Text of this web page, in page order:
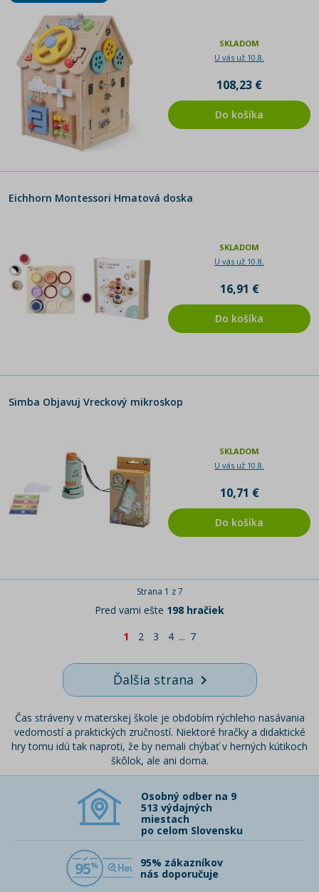
SKLADOM
U vás už 10.8.
108,23 €
Do košíka
Eichhorn Montessori Hmatová doska
SKLADOM
U vás už 10.8.
16,91 €
Do košíka
Simba Objavuj Vreckový mikroskop
SKLADOM
U vás už 10.8.
10,71 €
Do košíka
Strana 1 z 7
Pred vami ešte 198 hračiek
1
2 3 4 ... 7
Ďalšia strana
Čas stráveny v materskej škole je obdobím rýchleho nasávania
vedomostí a praktických zručností. Niektoré hračky a didaktické
hry tomu idú tak naproti, že by nemali chýbať v herných kútikoch
škôlok, ale ani doma.
Osobný odber na 9
513 výdajných
miestach
po celom Slovensku
95
95% zákazníkov
nás doporučuje